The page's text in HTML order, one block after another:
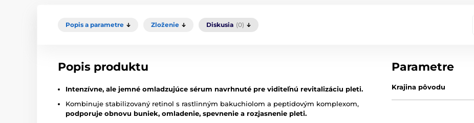
Popis a parametre Zloženie Diskusia (0)
Popis produktu
Intenzívne, ale jemné omladzujúce sérum navrhnuté pre viditeľnú revitalizáciu pleti.
Kombinuje stabilizovaný retinol s rastlinným bakuchiolom a peptidovým komplexom,
podporuje obnovu buniek, omladenie, spevnenie a rozjasnenie pleti.
Parametre
Krajina pôvodu